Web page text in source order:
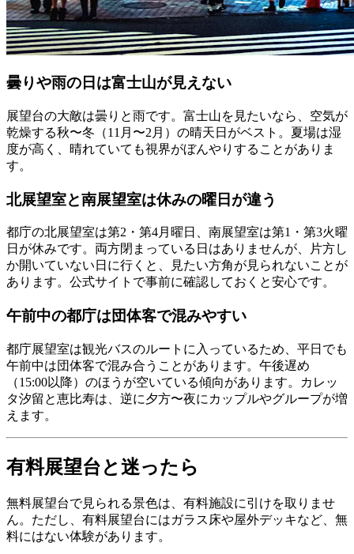
曇りや雨の日は富士山が見えない
展望台の大敵は曇りと雨です。富士山を見たいなら、空気が
乾燥する秋〜冬（11月〜2月）の晴天日がベスト。夏場は湿
度が高く、晴れていても視界がぼんやりすることがありま
す。
北展望室と南展望室は休みの曜日が違う
都庁の北展望室は第2・第4月曜日、南展望室は第1・第3火曜
日が休みです。両方閉まっている日はありませんが、片方し
か開いていない日に行くと、見たい方角が見られないことが
あります。公式サイトで事前に確認しておくと安心です。
午前中の都庁は団体客で混みやすい
都庁展望室は観光バスのルートに入っているため、平日でも
午前中は団体客で混み合うことがあります。午後遅め
（15:00以降）のほうが空いている傾向があります。カレッ
タ汐留と恵比寿は、逆に夕方〜夜にカップルやグループが増
えます。
有料展望台と迷ったら
無料展望台で見られる景色は、有料施設に引けを取りませ
ん。ただし、有料展望台にはガラス床や屋外デッキなど、無
料にはない体験があります。